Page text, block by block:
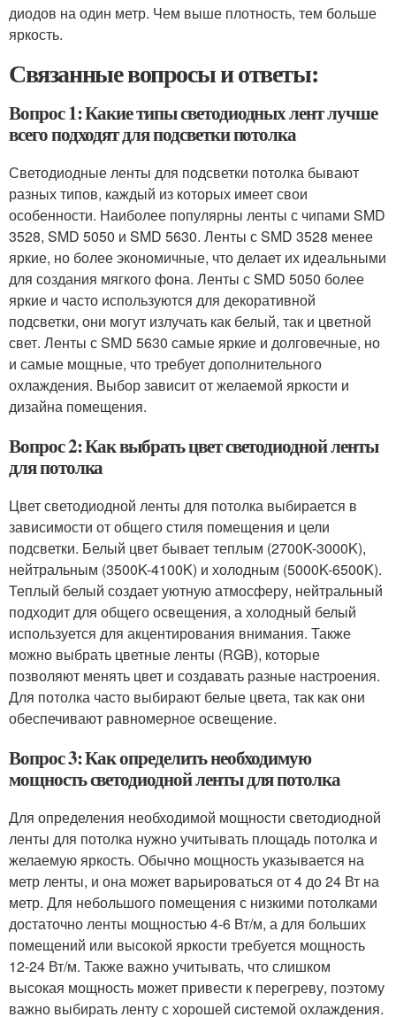
диодов на один метр. Чем выше плотность, тем больше
яркость.
Связанные вопросы и ответы:
Вопрос 1: Какие типы светодиодных лент лучше
всего подходят для подсветки потолка
Светодиодные ленты для подсветки потолка бывают
разных типов, каждый из которых имеет свои
особенности. Наиболее популярны ленты с чипами SMD
3528, SMD 5050 и SMD 5630. Ленты с SMD 3528 менее
яркие, но более экономичные, что делает их идеальными
для создания мягкого фона. Ленты с SMD 5050 более
яркие и часто используются для декоративной
подсветки, они могут излучать как белый, так и цветной
свет. Ленты с SMD 5630 самые яркие и долговечные, но
и самые мощные, что требует дополнительного
охлаждения. Выбор зависит от желаемой яркости и
дизайна помещения.
Вопрос 2: Как выбрать цвет светодиодной ленты
для потолка
Цвет светодиодной ленты для потолка выбирается в
зависимости от общего стиля помещения и цели
подсветки. Белый цвет бывает теплым (2700K-3000K),
нейтральным (3500K-4100K) и холодным (5000K-6500K).
Теплый белый создает уютную атмосферу, нейтральный
подходит для общего освещения, а холодный белый
используется для акцентирования внимания. Также
можно выбрать цветные ленты (RGB), которые
позволяют менять цвет и создавать разные настроения.
Для потолка часто выбирают белые цвета, так как они
обеспечивают равномерное освещение.
Вопрос 3: Как определить необходимую
мощность светодиодной ленты для потолка
Для определения необходимой мощности светодиодной
ленты для потолка нужно учитывать площадь потолка и
желаемую яркость. Обычно мощность указывается на
метр ленты, и она может варьироваться от 4 до 24 Вт на
метр. Для небольшого помещения с низкими потолками
достаточно ленты мощностью 4-6 Вт/м, а для больших
помещений или высокой яркости требуется мощность
12-24 Вт/м. Также важно учитывать, что слишком
высокая мощность может привести к перегреву, поэтому
важно выбирать ленту с хорошей системой охлаждения.